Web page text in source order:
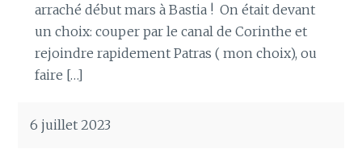
arraché début mars à Bastia ! On était devant
un choix: couper par le canal de Corinthe et
rejoindre rapidement Patras ( mon choix), ou
faire […]
6 juillet 2023